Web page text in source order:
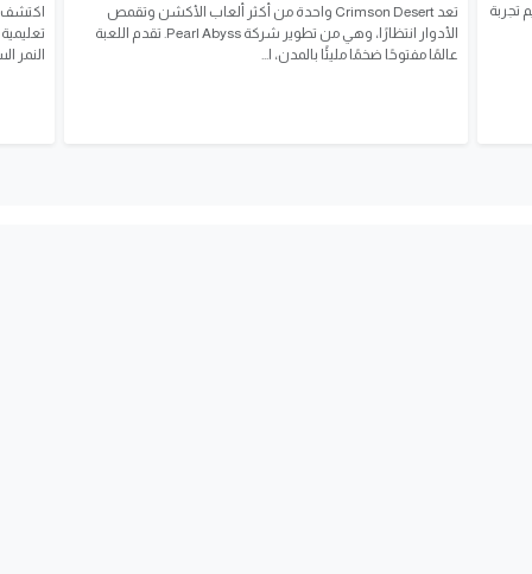
تجربة
تعد Crimson Desert واحدة من أكثر ألعاب الأكشن وتقمص
الأدوار انتظارًا، وهي من تطوير شركة Pearl Abyss. تقدم اللعبة
عالمًا مفتوحًا ضخمًا مليئًا بالمدن، ا...
النمر